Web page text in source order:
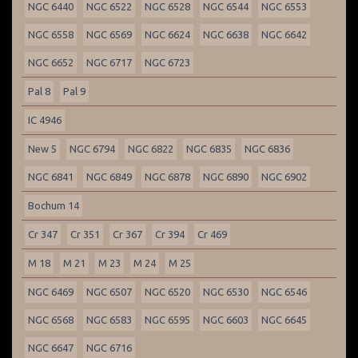
NGC 6440 NGC 6522 NGC 6528 NGC 6544 NGC 6553
NGC 6558 NGC 6569 NGC 6624 NGC 6638 NGC 6642
NGC 6652 NGC 6717 NGC 6723
Pal 8 Pal 9
IC 4946
New 5 NGC 6794 NGC 6822 NGC 6835 NGC 6836
NGC 6841 NGC 6849 NGC 6878 NGC 6890 NGC 6902
Bochum 14
Cr 347 Cr 351 Cr 367 Cr 394 Cr 469
M 18 M 21 M 23 M 24 M 25
NGC 6469 NGC 6507 NGC 6520 NGC 6530 NGC 6546
NGC 6568 NGC 6583 NGC 6595 NGC 6603 NGC 6645
NGC 6647 NGC 6716